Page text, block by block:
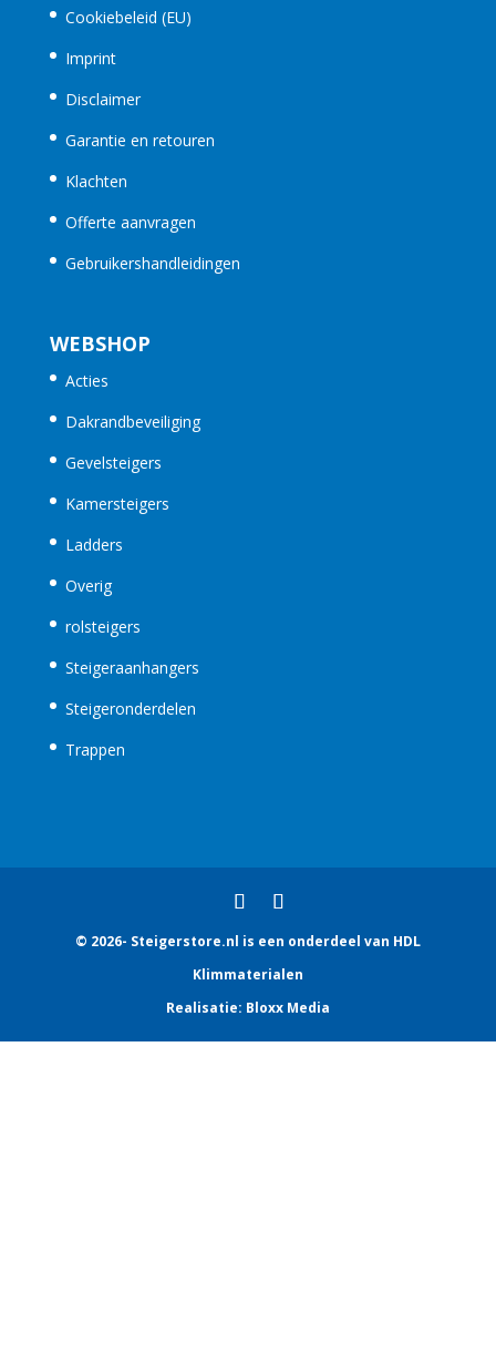
Cookiebeleid (EU)
Imprint
Disclaimer
Garantie en retouren
Klachten
Offerte aanvragen
Gebruikershandleidingen
WEBSHOP
Acties
Dakrandbeveiliging
Gevelsteigers
Kamersteigers
Ladders
Overig
rolsteigers
Steigeraanhangers
Steigeronderdelen
Trappen
© 2026- Steigerstore.nl is een onderdeel van HDL
Klimmaterialen
Realisatie: Bloxx Media